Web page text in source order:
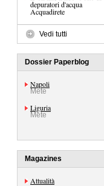
depuratori d'acqua
Acquadirete
Vedi tutti
Dossier Paperblog
Napoli
Mete
Liguria
Mete
Magazines
Attualità